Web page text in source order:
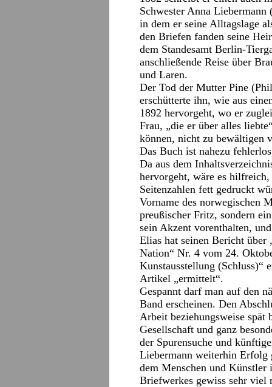
Schwester Anna
in dem er seine Alltagslage
den Briefen fanden seine
dem Standesamt Berlin-
anschließende Reise über
und Laren.
Der Tod der Mutter Pine
erschütterte ihn, wie aus
1892 hervorgeht, wo er
Frau, „die er über alles
können, nicht zu bewältigen
Das Buch ist nahezu
Da aus dem
hervorgeht, wäre es
Seitenzahlen fett gedruckt
Vorname des norwegischen
preußischer Fritz, sondern
sein Akzent vorenthalten,
Elias hat seinen Bericht über
Nation“ Nr. 4 vom 24.
Kunstausstellung (Schluss)“
Artikel „ermittelt“.
Gespannt darf man auf den
Band erscheinen. Den
Arbeit beziehungsweise
Gesellschaft und ganz
der Spurensuche und
Liebermann weiterhin Erfolg
dem Menschen und Künstler
Briefwerkes gewiss sehr viel